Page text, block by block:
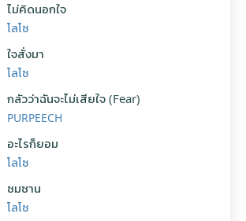
ไม่คิดนอกใจ
โลโซ
ใจสั่งมา
โลโซ
กลัวว่าฉันจะไม่เสียใจ (Fear)
PURPEECH
อะไรก็ยอม
โลโซ
ซมซาน
โลโซ